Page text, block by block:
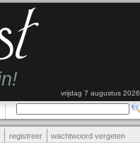
vrijdag 7 augustus 2026
registreer wachtwoord vergeten